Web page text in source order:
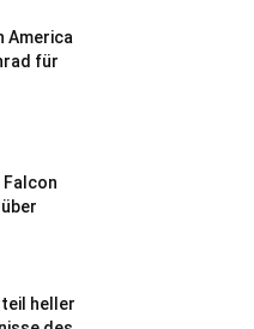
America
für
Falcon
heller